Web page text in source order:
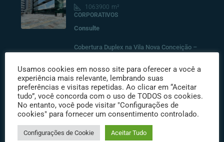
1063900 m²
CORPORATIVOS
Consulte
Cobertura Duplex na Vila Nova Conceição –
528 m² 3 4
6
COBERTURAS RESIDENCIAIS, RESIDENCIAIS
R$10.500.000
Destacados
Usamos cookies em nosso site para oferecer a você a
experiência mais relevante, lembrando suas
preferências e visitas repetidas. Ao clicar em “Aceitar
tudo”, você concorda com o uso de TODOS os cookies.
No entanto, você pode visitar "Configurações de
cookies" para fornecer um consentimento controlado.
Configurações de Cookie Aceitar Tudo